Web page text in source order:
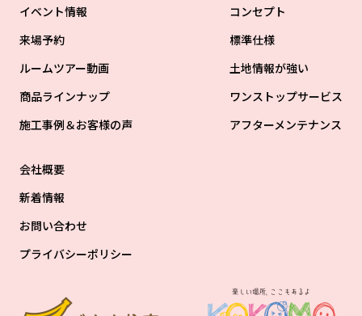
イベント情報
来場予約
ルームツアー動画
商品ラインナップ
施工事例＆お客様の声
コンセプト
標準仕様
土地情報が強い
ワンストップサービス
アフターメンテナンス
会社概要
新着情報
お問い合わせ
プライバシーポリシー